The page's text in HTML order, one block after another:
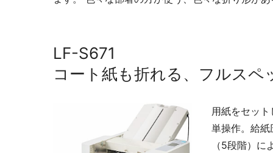
LF-S671
コート紙も折れる、フルスペ
用紙をセッ
単操作。給
（5段階）